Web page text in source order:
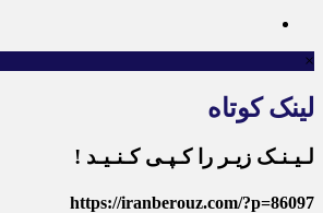
×
لینک کوتاه
لـیـنـک زیـر را کـپـی کـنـیـد !
https://iranberouz.com/?p=86097